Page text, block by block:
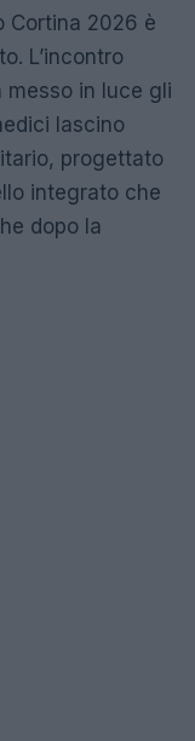
Cortina 2026 è
L’incontro
messo in luce gli
lascino
progettato
integrato che
dopo la